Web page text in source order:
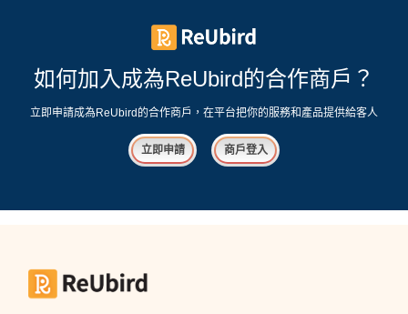
如何加入成為ReUbird的合作商戶？
立即申請成為ReUbird的合作商戶，在平台把你的服務和產品提供給客人
立即申請 商戶登入